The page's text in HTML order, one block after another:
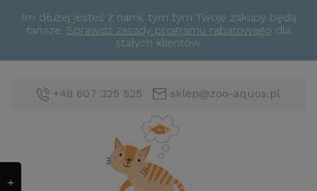
Im dłużej jesteś z nami, tym tym Twoje zakupy będą
tańsze. Sprawdź zasady programu rabatowego dla
stałych klientów.
+48 607 325 525 sklep@zoo-aquos.pl